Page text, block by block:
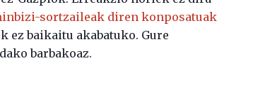
sortzaileak diren konposatuak
ez baikaitu akabatuko. Gure
barbakoaz.